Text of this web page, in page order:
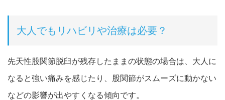
大人でもリハビリや治療は必要？
先天性股関節脱臼が残存したままの状態の場合は、大人に
なると強い痛みを感じたり、股関節がスムーズに動かない
などの影響が出やすくなる傾向です。